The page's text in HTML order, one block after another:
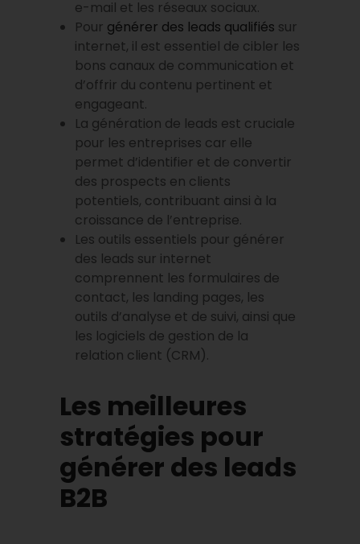
e-mail et les réseaux sociaux.
Pour générer des leads qualifiés sur
internet, il est essentiel de cibler les
bons canaux de communication et
d’offrir du contenu pertinent et
engageant.
La génération de leads est cruciale
pour les entreprises car elle
permet d’identifier et de convertir
des prospects en clients
potentiels, contribuant ainsi à la
croissance de l’entreprise.
Les outils essentiels pour générer
des leads sur internet
comprennent les formulaires de
contact, les landing pages, les
outils d’analyse et de suivi, ainsi que
les logiciels de gestion de la
relation client (CRM).
Les meilleures
stratégies pour
générer des leads
B2B